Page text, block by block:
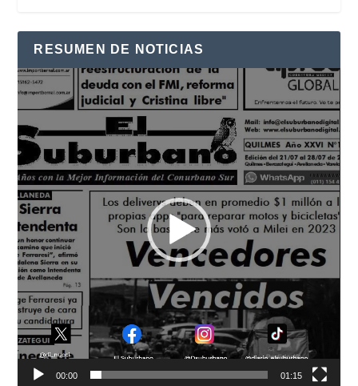
RESUMEN DE NOTICIAS
Reproductor
de
vídeo
00:00 01:15